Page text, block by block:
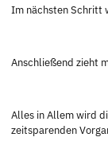
Im nächsten Schritt
Anschließend zieht
Alles in Allem wird
zeitsparenden